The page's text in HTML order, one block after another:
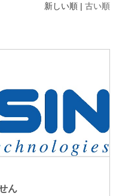
：平日8:30～17:30新しい順 | 古い順
ん